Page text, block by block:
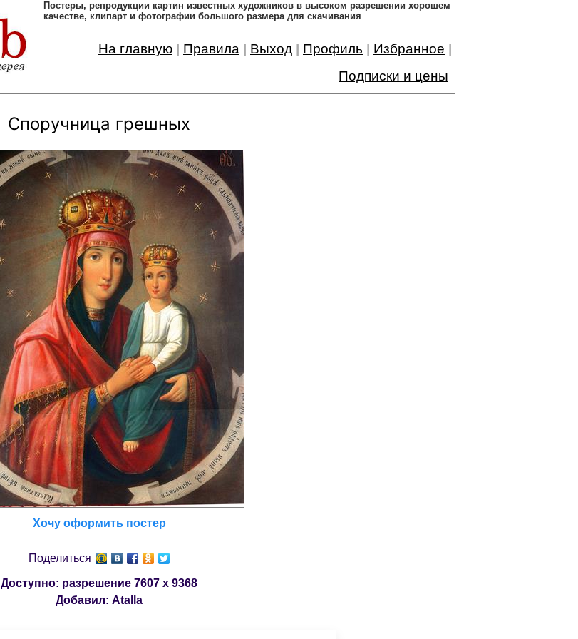
Постеры, pепродукции картин известных художников в высоком разрешении хорошем
качестве, клипарт и фотографии большого размера для скачивания
На главную Правила Выход Профиль Избранное
Подписки и цены
Споручница грешных
Хочу оформить постер
Поделиться
Доступно: разрешение 7607 x 9368
Добавил: Atalla